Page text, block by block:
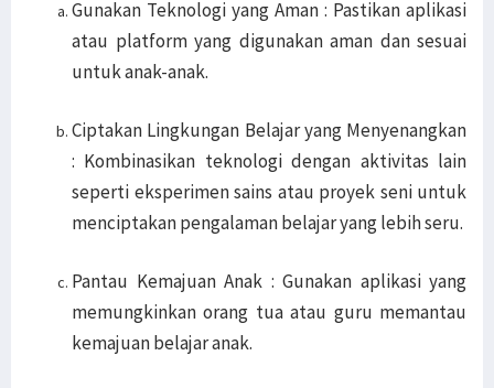
Gunakan Teknologi yang Aman : Pastikan aplikasi
atau platform yang digunakan aman dan sesuai
untuk anak-anak.
Ciptakan Lingkungan Belajar yang Menyenangkan
: Kombinasikan teknologi dengan aktivitas lain
seperti eksperimen sains atau proyek seni untuk
menciptakan pengalaman belajar yang lebih seru.
Pantau Kemajuan Anak : Gunakan aplikasi yang
memungkinkan orang tua atau guru memantau
kemajuan belajar anak.